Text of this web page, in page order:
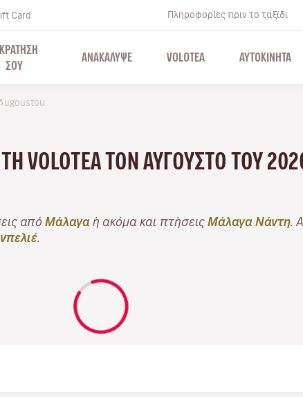
Card Πληροφορίες πριν το ταξίδι
ΣΟΥ
ΑΝΑΚΑΛΥΨΕ VOLOTEA ΑΥΤΟΚΊΝΗΤΑ
VOLOTEA ΤΟΝ ΑΎΓΟΥΣΤΟ ΤΟΥ
από Μάλαγα ή ακόμα και πτήσεις Μάλαγα Νάντη .